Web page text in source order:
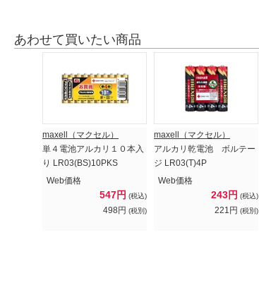
あわせて買いたい商品
maxell（マクセル）
単４電池アルカリ１０本入
り LR03(BS)10PKS
Web価格
547円 (税込)
498円 (税別)
maxell（マクセル）
アルカリ乾電池 ボルテー
ジ LR03(T)4P
Web価格
243円 (税込)
221円 (税別)